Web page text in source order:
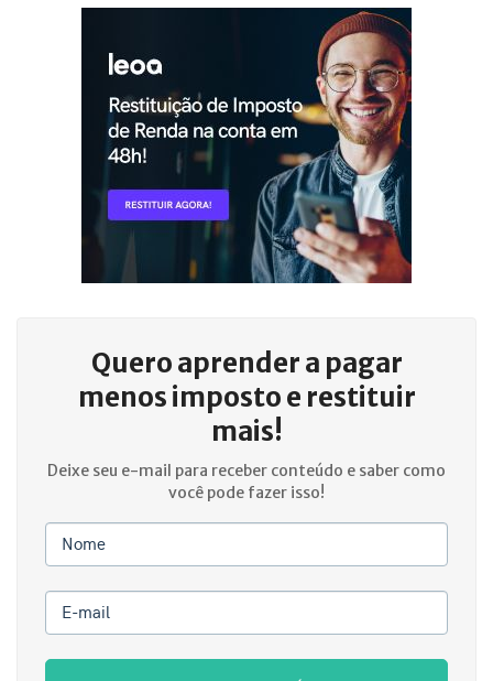
Quero aprender a pagar
menos imposto e restituir
mais!
Deixe seu e-mail para receber conteúdo e saber como
você pode fazer isso!
Nome
E-mail